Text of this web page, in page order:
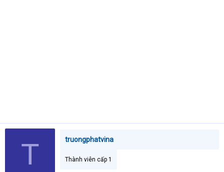
T truongphatvina
Thành viên cấp 1